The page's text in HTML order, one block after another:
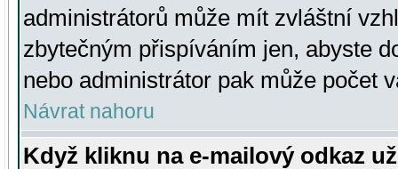
administrátorů může mít zvláštní
zbytečným přispíváním jen, abyste
nebo administrátor pak může počet
Návrat nahoru
Když kliknu na e-mailový odkaz